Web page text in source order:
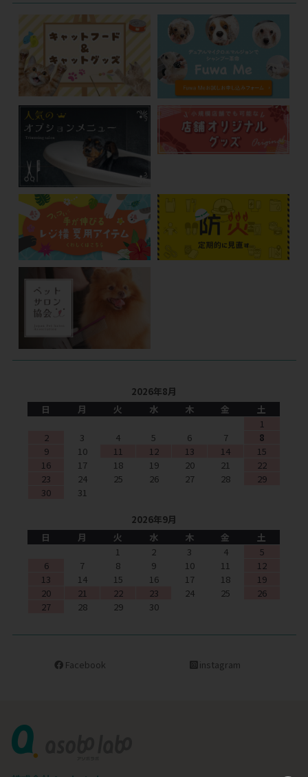
2026年8月
日
月 火 水 木 金
土
1
2
3 4 5 6 7
8
9
10 11 12 13 14
15
16
17 18 19 20 21
22
23
24 25 26 27 28
29
30
31
2026年9月
日
月 火 水 木 金
土
1
2 3 4
5
6
7 8 9 10 11
12
13
14 15 16 17 18
19
20
21 22 23 24 25
26
27
28 29 30
Facebook instagram